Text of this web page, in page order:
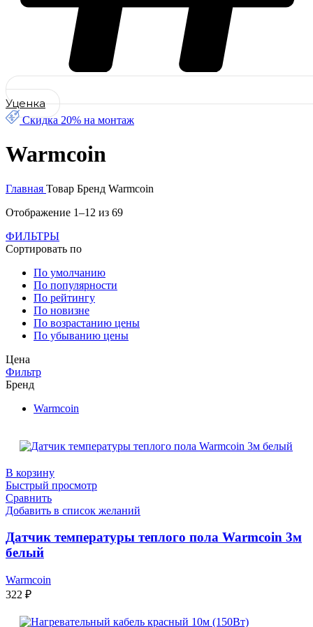
Уценка
Скидка 20% на монтаж
Warmcoin
Главная Товар Бренд Warmcoin
Отображение 1–12 из 69
ФИЛЬТРЫ
Сортировать по
По умолчанию
По популярности
По рейтингу
По новизне
По возрастанию цены
По убыванию цены
Цена
Фильтр
Бренд
Warmcoin
В корзину
Быстрый просмотр
Сравнить
Добавить в список желаний
Датчик температуры теплого пола Warmcoin 3м
белый
Warmcoin
322 ₽